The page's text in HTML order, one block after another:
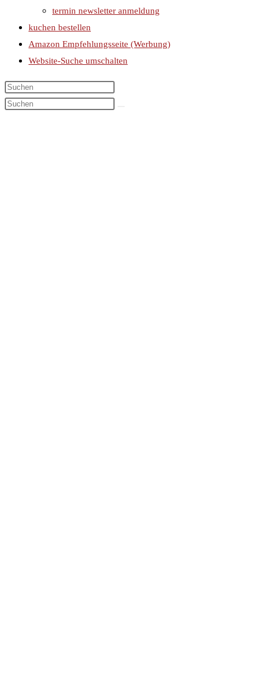
termin newsletter anmeldung
kuchen bestellen
Amazon Empfehlungsseite (Werbung)
Website-Suche umschalten